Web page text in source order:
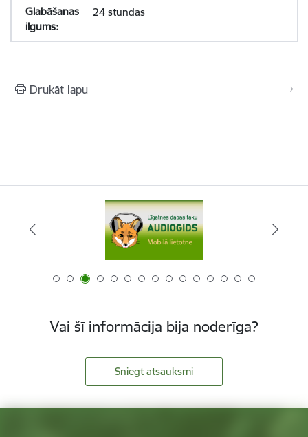
24 stundas
Drukāt lapu
Vai šī informācija bija noderīga?
Sniegt atsauksmi